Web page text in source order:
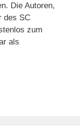
Die Autoren,
des SC
zum
als